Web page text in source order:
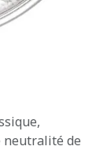
neutralité de